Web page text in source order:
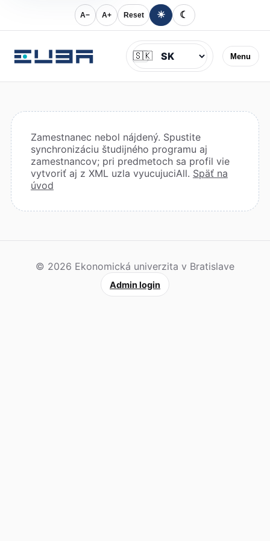
A− A+ Reset ☀ ☾
Menu
Jazyk
🇸🇰
Zamestnanec nebol nájdený. Spustite
synchronizáciu študijného programu aj
zamestnancov; pri predmetoch sa profil vie
vytvoriť aj z XML uzla vyucujuciAll. Späť na
úvod
© 2026 Ekonomická univerzita v Bratislave
Admin login